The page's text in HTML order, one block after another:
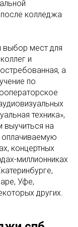
колледжа
выбор мест для
и
а
по
техника»,
на
концертных
миллионниках
Уфе,
других.